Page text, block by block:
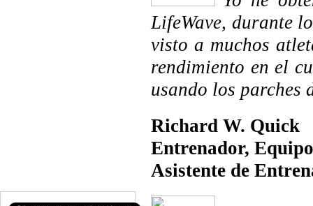
LifeWave, durante
visto a muchos
rendimiento en el
usando los parches
Richard W. Quick
Entrenador,
Asistente de